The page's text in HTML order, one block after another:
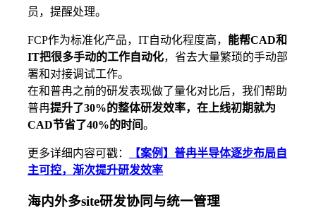
员，提醒处理。
FCP作为标准化产品，IT自动化程度高， 能帮CAD和
IT把很多手动的工作自动化，省去大量繁琐的手动部
署和对接调试工作。
在和普冉之前的研发表现做了量化对比后，我们帮助
普冉提升了30%的整体研发效率，在上线初期就为
CAD节省了40%的时间。
更多详细内容可戳：
【案例】普冉半导体逐步布局自
主可控，渐次提升研发效率
海内外多site研发协同与统一管理